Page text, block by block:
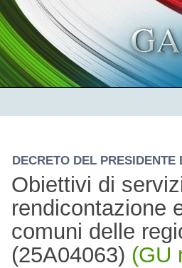
DECRETO DEL
Obiettivi di
rendicontazione
comuni delle
(25A04063) (GU